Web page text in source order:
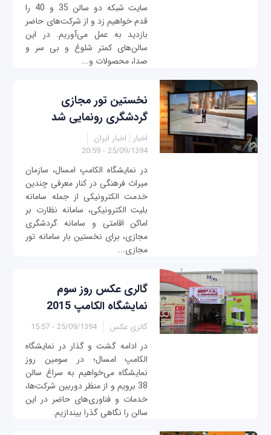
سایت شبکه دو سالن 35 و 40 را
قدم خواهیم زد و از شرکت‌های حاضر
بازدید به عمل می‌آوریم. در این
سالن‌های کمتر شلوغ و بی سر و
صدا، محصولات و...
نخستین تور مجازی
گردشگری رونمایی شد
اخبار
اخبار ایران
25/09/1394 - 20:59
در نمایشگاه الکامپ امسال، سازمان
میراث فرهنگی در کنار معرفی چندین
خدمت الکترونیکی از جمله سامانه
بلیت الکترونیکی، سامانه نظارت بر
اماکن اقامتی و سامانه گردشگری
مجازی، برای نخستین بار سامانه تور
مجازی...
گالری عکس روز سوم
نمایشگاه الکامپ 2015
گالری عکس 25/09/1394 - 15:57
در ادامه گشت و گذار در نمایشگاه
الکامپ امسال؛ در سومین روز
نمایشگاه می‌خواهیم به سراغ سالن
38 برویم و از منظر دوربین شرکت‌ها،
خدمات و فناوری‌های حاضر در این
سالن را نگاهی گذرا بیندازیم.